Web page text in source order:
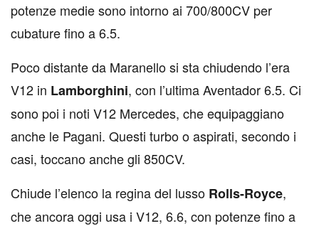
potenze medie sono intorno ai 700/800CV per
cubature fino a 6.5.
Poco distante da Maranello si sta chiudendo l’era
V12 in Lamborghini, con l’ultima Aventador 6.5. Ci
sono poi i noti V12 Mercedes, che equipaggiano
anche le Pagani. Questi turbo o aspirati, secondo i
casi, toccano anche gli 850CV.
Chiude l’elenco la regina del lusso Rolls-Royce,
che ancora oggi usa i V12, 6.6, con potenze fino a